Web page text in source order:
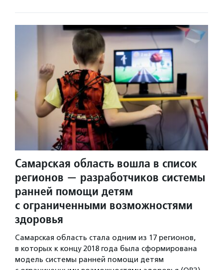
Самарская область вошла в список
регионов — разработчиков системы
ранней помощи детям
с ограниченными возможностями
здоровья
Самарская область стала одним из 17 регионов,
в которых к концу 2018 года была сформирована
модель системы ранней помощи детям